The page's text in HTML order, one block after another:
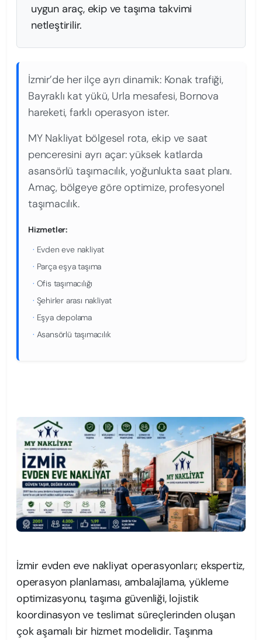
uygun araç, ekip ve taşıma takvimi
netleştirilir.
İzmir’de her ilçe ayrı dinamik: Konak trafiği,
Bayraklı kat yükü, Urla mesafesi, Bornova
hareketi, farklı operasyon ister.
MY Nakliyat bölgesel rota, ekip ve saat
penceresini ayrı açar: yüksek katlarda
asansörlü taşımacılık, yoğunlukta saat planı.
Amaç, bölgeye göre optimize, profesyonel
taşımacılık.
Hizmetler:
· Evden eve nakliyat
· Parça eşya taşıma
· Ofis taşımacılığı
· Şehirler arası nakliyat
· Eşya depolama
· Asansörlü taşımacılık
İzmir evden eve nakliyat operasyonları; ekspertiz,
operasyon planlaması, ambalajlama, yükleme
optimizasyonu, taşıma güvenliği, lojistik
koordinasyon ve teslimat süreçlerinden oluşan
çok aşamalı bir hizmet modelidir. Taşınma